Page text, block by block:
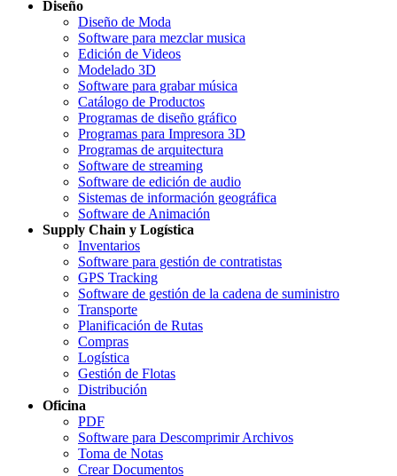
Diseño
Diseño de Moda
Software para mezclar musica
Edición de Videos
Modelado 3D
Software para grabar música
Catálogo de Productos
Programas de diseño gráfico
Programas para Impresora 3D
Programas de arquitectura
Software de streaming
Software de edición de audio
Sistemas de información geográfica
Software de Animación
Supply Chain y Logística
Inventarios
Software para gestión de contratistas
GPS Tracking
Software de gestión de la cadena de suministro
Transporte
Planificación de Rutas
Compras
Logística
Gestión de Flotas
Distribución
Oficina
PDF
Software para Descomprimir Archivos
Toma de Notas
Crear Documentos